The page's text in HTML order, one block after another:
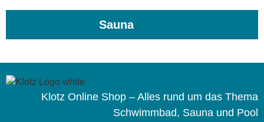
Sauna
Klotz Online Shop – Alles rund um das Thema
Schwimmbad, Sauna und Pool